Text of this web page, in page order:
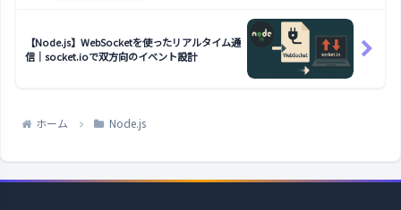
【Node.js】WebSocketを使ったリアルタイム通
信｜socket.ioで双方向のイベント設計
ホーム Node.js